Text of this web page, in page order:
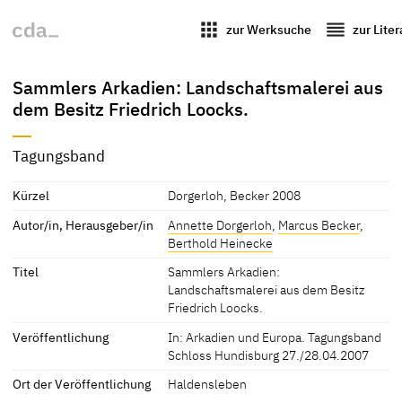
apps zur Werksuche reorder zur
Sammlers Arkadien: Landschaftsmalerei aus
dem Besitz Friedrich Loocks.
Tagungsband
Kürzel
Dorgerloh, Becker 2008
Autor/in, Herausgeber/in
Annette Dorgerloh, Marcus Becker,
Berthold Heinecke
Titel
Sammlers Arkadien:
Landschaftsmalerei aus dem Besitz
Friedrich Loocks.
Veröffentlichung
In: Arkadien und Europa. Tagungsband
Schloss Hundisburg 27./28.04.2007
Ort der Veröffentlichung
Haldensleben